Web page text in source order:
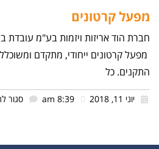
מפעל קרטונים
חברת הוד אריזות ויזמות בע"מ
מפעל קרטונים ייחודי, מתקדם
התקנים. כל
יוני 11, 2018 סגור